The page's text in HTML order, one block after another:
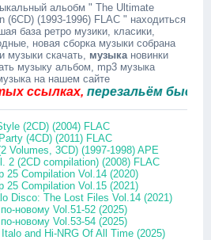
альобм " The Ultimate
(6CD) (1993-1996) FLAC " находиться
база ретро музики, класики,
новая сборка музыки собрана
музыки скачать, музыкановинки
музыку альбом, mp3 музыка
на нашем сайте
перезальём быстро.
(2CD) (2004) FLAC
(4CD) (2011) FLAC
Volumes, 3CD) (1997-1998) APE
2 (2CD compilation) (2008) FLAC
25 Compilation Vol.14 (2020)
25 Compilation Vol.15 (2021)
Disco: The Lost Files Vol.14 (2021)
новому Vol.51-52 (2025)
новому Vol.53-54 (2025)
and Hi-NRG Of All Time (2025)